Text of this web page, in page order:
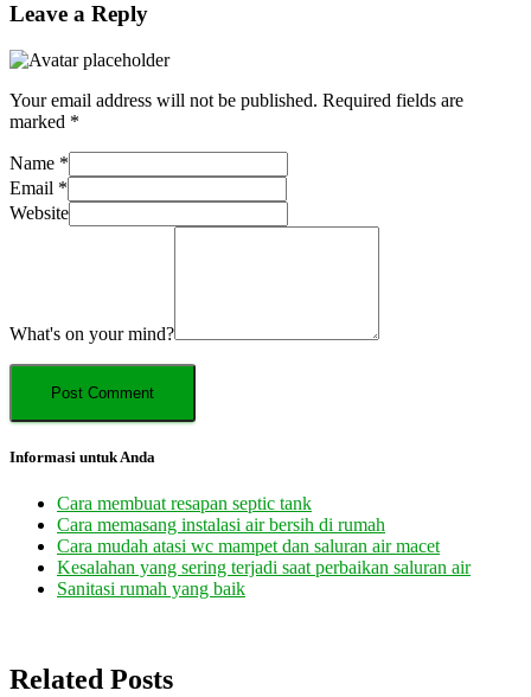
Leave a Reply
Your email address will not be published. Required fields are
marked *
Name *
Email *
Website
What's on your mind?
Informasi untuk Anda
Cara membuat resapan septic tank
Cara memasang instalasi air bersih di rumah
Cara mudah atasi wc mampet dan saluran air macet
Kesalahan yang sering terjadi saat perbaikan saluran air
Sanitasi rumah yang baik
Related Posts